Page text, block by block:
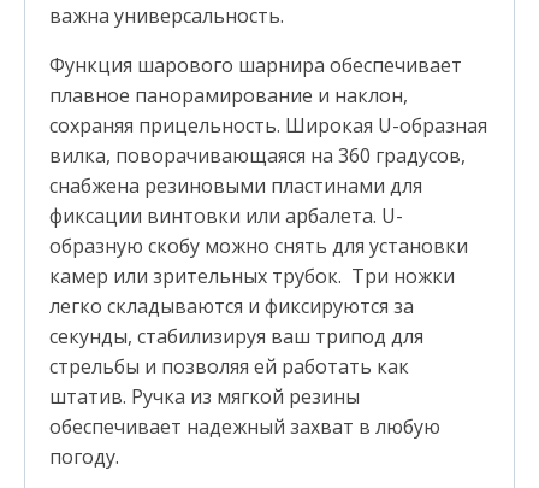
важна универсальность.
Функция шарового шарнира обеспечивает
плавное панорамирование и наклон,
сохраняя прицельность. Широкая U-образная
вилка, поворачивающаяся на 360 градусов,
снабжена резиновыми пластинами для
фиксации винтовки или арбалета. U-
образную скобу можно снять для установки
камер или зрительных трубок. Три ножки
легко складываются и фиксируются за
секунды, стабилизируя ваш трипод для
стрельбы и позволяя ей работать как
штатив. Ручка из мягкой резины
обеспечивает надежный захват в любую
погоду.